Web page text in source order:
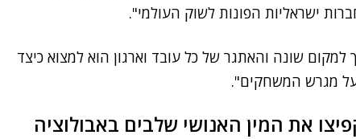
ישראליות הפונות לשוק העולמי".
למקום שונה והאתגר של כל עובד וארגון הוא למצוא כיצד
על מגרש המשחקים".
את המין האנושי שלבים באבולוציה